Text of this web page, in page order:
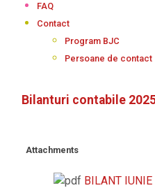
FAQ
Contact
Program BJC
Persoane de contact
Bilanturi contabile
Attachments
BILANT